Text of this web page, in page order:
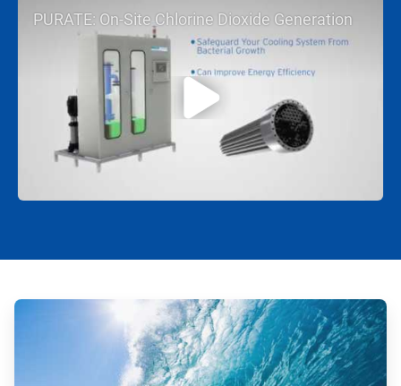
PURATE: On-Site Chlorine Dioxide Generation
ArticleTile